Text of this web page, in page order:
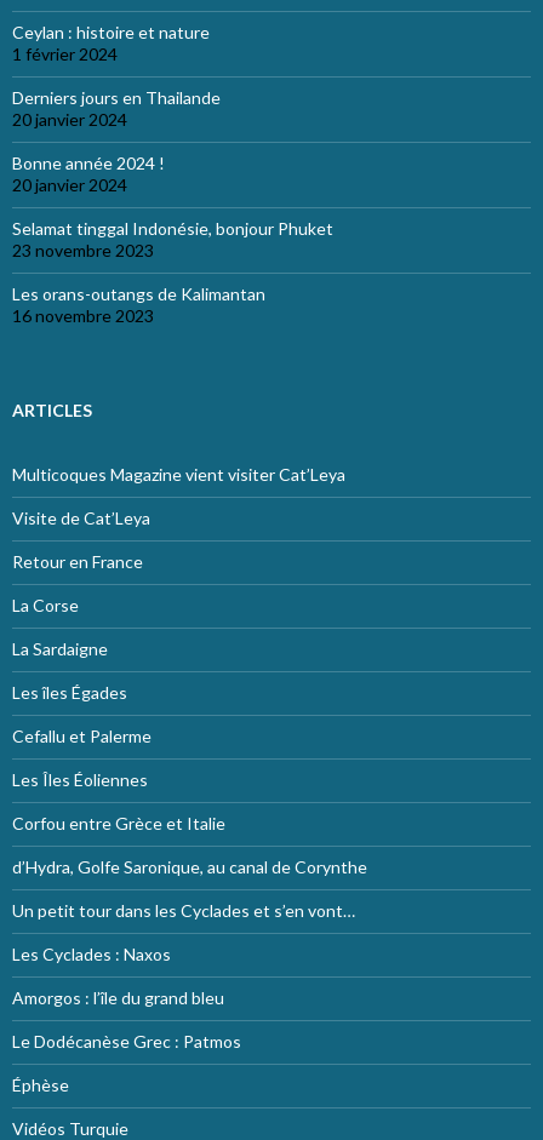
Ceylan : histoire et nature
1 février 2024
Derniers jours en Thailande
20 janvier 2024
Bonne année 2024 !
20 janvier 2024
Selamat tinggal Indonésie, bonjour Phuket
23 novembre 2023
Les orans-outangs de Kalimantan
16 novembre 2023
ARTICLES
Multicoques Magazine vient visiter Cat’Leya
Visite de Cat’Leya
Retour en France
La Corse
La Sardaigne
Les îles Égades
Cefallu et Palerme
Les Îles Éoliennes
Corfou entre Grèce et Italie
d’Hydra, Golfe Saronique, au canal de Corynthe
Un petit tour dans les Cyclades et s’en vont…
Les Cyclades : Naxos
Amorgos : l’île du grand bleu
Le Dodécanèse Grec : Patmos
Éphèse
Vidéos Turquie